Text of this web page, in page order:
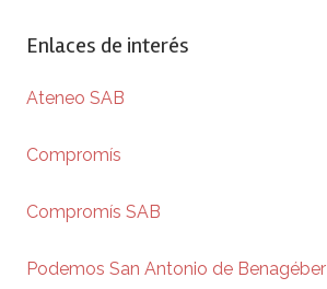
Enlaces de interés
Ateneo SAB
Compromís
Compromís SAB
Podemos San Antonio de Benagéber